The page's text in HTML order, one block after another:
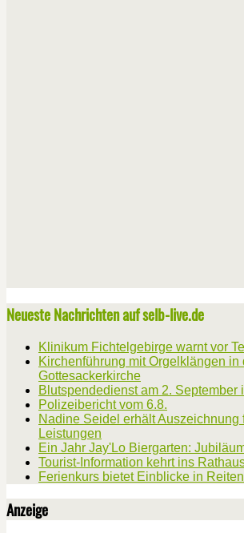
Neueste Nachrichten auf selb-live.de
Klinikum Fichtelgebirge warnt vor
Kirchenführung mit Orgelklängen in
Gottesackerkirche
Blutspendedienst am 2. September
Polizeibericht vom 6.8.
Nadine Seidel erhält Auszeichnung
Leistungen
Ein Jahr Jay'Lo Biergarten:
Tourist-Information kehrt ins
Ferienkurs bietet Einblicke in
Anzeige